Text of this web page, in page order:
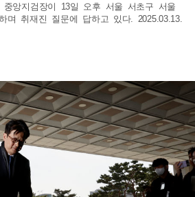
앙지검장이 13일 오후 서울 서초구 서울
며 취재진 질문에 답하고 있다. 2025.03.13.